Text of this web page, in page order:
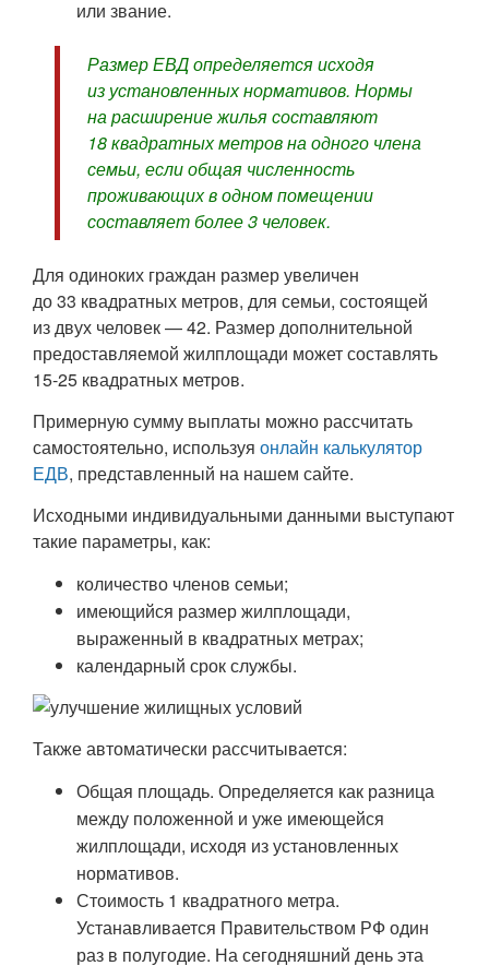
или звание.
Размер ЕВД определяется исходя
из установленных нормативов. Нормы
на расширение жилья составляют
18 квадратных метров на одного члена
семьи, если общая численность
проживающих в одном помещении
составляет более 3 человек.
Для одиноких граждан размер увеличен
до 33 квадратных метров, для семьи, состоящей
из двух человек — 42. Размер дополнительной
предоставляемой жилплощади может составлять
15-25 квадратных метров.
Примерную сумму выплаты можно рассчитать
самостоятельно, используя онлайн калькулятор
ЕДВ, представленный на нашем сайте.
Исходными индивидуальными данными выступают
такие параметры, как:
количество членов семьи;
имеющийся размер жилплощади,
выраженный в квадратных метрах;
календарный срок службы.
Также автоматически рассчитывается:
Общая площадь. Определяется как разница
между положенной и уже имеющейся
жилплощади, исходя из установленных
нормативов.
Стоимость 1 квадратного метра.
Устанавливается Правительством РФ один
раз в полугодие. На сегодняшний день эта